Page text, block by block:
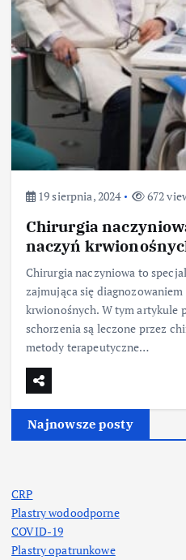
19 sierpnia, 2024 672
Chirurgia
naczyń
Chirurgia naczyniowa to
zajmująca się
krwionośnych. W tym artykule
schorzenia są leczone przez
metody terapeutyczne…
Najnowsze posty
CRP
Plastry wodoodporne
COVID-19
Plastry opatrunkowe